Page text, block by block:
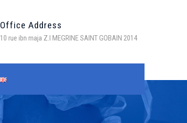
Office Address
10 rue ibn maja Z.I MEGRINE SAINT GOBAIN 2014